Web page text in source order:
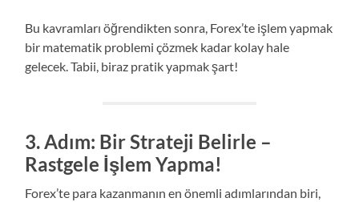
Bu kavramları öğrendikten sonra, Forex’te işlem yapmak
bir matematik problemi çözmek kadar kolay hale
gelecek. Tabii, biraz pratik yapmak şart!
3. Adım: Bir Strateji Belirle –
Rastgele İşlem Yapma!
Forex’te para kazanmanın en önemli adımlarından biri,